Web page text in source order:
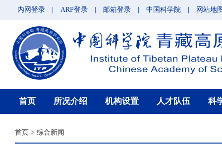
内网登录 ARP登录 邮箱登录 中国科学院 网站地
首页 所况介绍 机构设置 人才队伍 科
首页 > 综合新闻